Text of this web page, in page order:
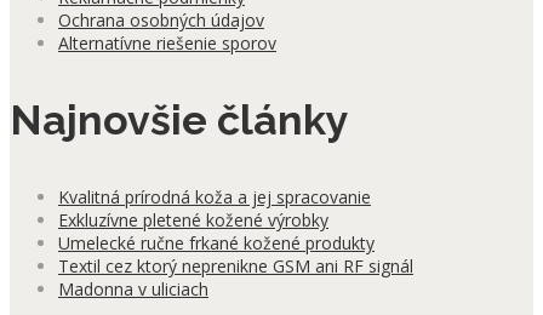
Ochrana osobných údajov
Alternatívne riešenie sporov
Najnovšie články
Kvalitná prírodná koža a jej spracovanie
Exkluzívne pletené kožené výrobky
Umelecké ručne frkané kožené produkty
Textil cez ktorý neprenikne GSM ani RF signál
Madonna v uliciach